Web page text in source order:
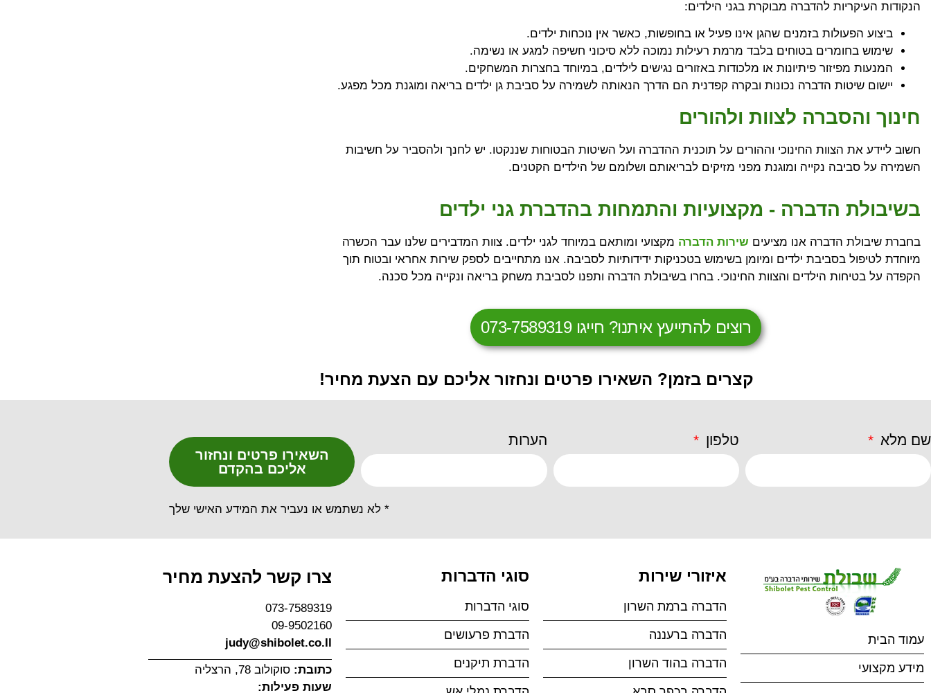
הנקודות העיקריות להדברה מבוקרת בגני הילדים:
ביצוע הפעולות בזמנים שהגן אינו פעיל או בחופשות, כאשר אין נוכחות ילדים.
שימוש בחומרים בטוחים בלבד מרמת רעילות נמוכה ללא סיכוני חשיפה למגע או נשימה.
המנעות מפיזור פיתיונות או מלכודות באזורים נגישים לילדים, במיוחד בחצרות המשחקים.
יישום שיטות הדברה נכונות ובקרה קפדנית הם הדרך הנאותה לשמירה על סביבת גן ילדים בריאה ומוגנת מכל מפגע.
חינוך והסברה לצוות ולהורים
חשוב ליידע את הצוות החינוכי וההורים על תוכנית ההדברה ועל השיטות הבטוחות שננקטו. יש לחנך ולהסביר על חשיבות
השמירה על סביבה נקייה ומוגנת מפני מזיקים לבריאותם ושלומם של הילדים הקטנים.
בשיבולת הדברה - מקצועיות והתמחות בהדברת גני ילדים
בחברת שיבולת הדברה אנו מציעים שירות הדברה מקצועי ומותאם במיוחד לגני ילדים. צוות המדבירים שלנו עבר הכשרה
מיוחדת לטיפול בסביבת ילדים ומיומן בשימוש בטכניקות ידידותיות לסביבה. אנו מתחייבים לספק שירות אחראי ובטוח תוך
הקפדה על בטיחות הילדים והצוות החינוכי. בחרו בשיבולת הדברה ותפנו לסביבת משחק בריאה ונקייה מכל סכנה.
רוצים להתייעץ איתנו? חייגו 073-7589319
קצרים בזמן? השאירו פרטים ונחזור אליכם עם הצעת מחיר!
שם מלא טלפון הערות
השאירו פרטים ונחזור
אליכם בהקדם
* לא נשתמש או נעביר את המידע האישי שלך
עמוד הבית
מידע מקצועי
איזורי שירות
הדברה ברמת השרון
הדברה ברעננה
הדברה בהוד השרון
סוגי הדברות
סוגי הדברות
הדברת פרעושים
הדברת תיקנים
צרו קשר להצעת מחיר
073-7589319
09-9502160
judy@shibolet.co.Il
כתובת: סוקולוב 78, הרצליה
שעות פעילות: